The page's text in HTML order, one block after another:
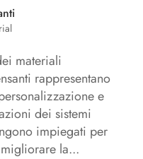
materiali
rappresentano
e
dei sistemi
impiegati per
la...